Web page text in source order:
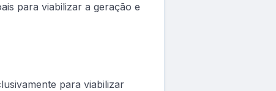
para viabilizar a geração e
para viabilizar